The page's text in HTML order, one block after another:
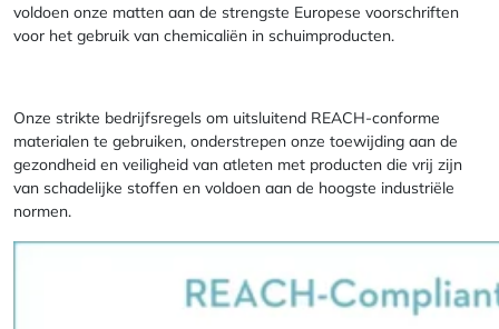
voldoen onze matten aan de strengste Europese voorschriften
voor het gebruik van chemicaliën in schuimproducten.
Onze strikte bedrijfsregels om uitsluitend REACH-conforme
materialen te gebruiken, onderstrepen onze toewijding aan de
gezondheid en veiligheid van atleten met producten die vrij zijn
van schadelijke stoffen en voldoen aan de hoogste industriële
normen.